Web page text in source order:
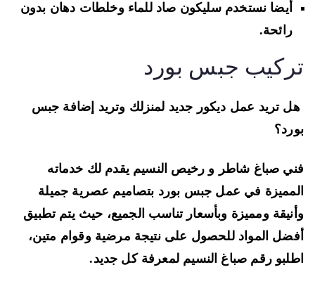
أيضا نستخدم سليكون صاد للماء وخلطات دهان بدون
رائحة.
جبس بورد
تريد عمل ديكور جديد لمنزلك وتريد إضافة جبس
صباغ شاطر و رخيص النسيم يقدم لك خدماته
في عمل جبس بورد بتصاميم عصرية جميلة
ومميزة وبأسعار تناسب الجميع، حيث يتم تطبيق
المواد للحصول على نتيجة مرضية وقوام متين،
رقم صباغ النسيم لمعرفة كل جديد.